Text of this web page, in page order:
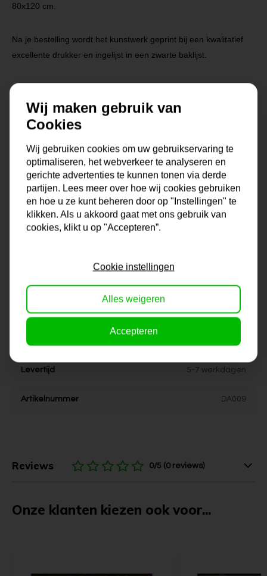
80x120 cm.
Na je bestelling wordt het kunstwerk geprint bij een kwalitatief
excellente drukker en ingelijst in een zwarte baklijst.
Maat 0x0x0 cm
Korte omschrijving
Fotokunst geprint op dibond
met baklijst
Industrieel, landelijk, stoer,
urban
Kleur grijs, bruin, zwart
Levertijd 5-7 werkdagen
Artikelnummer DA009
Reviews 0/5 (0 reviews)
Onze klanten kiezen ook voor...
Wij maken gebruik van
Cookies
Wij gebruiken cookies om uw gebruikservaring te
optimaliseren, het webverkeer te analyseren en
gerichte advertenties te kunnen tonen via derde
partijen. Lees meer over hoe wij cookies gebruiken
en hoe u ze kunt beheren door op "Instellingen" te
klikken. Als u akkoord gaat met ons gebruik van
cookies, klikt u op "Accepteren”.
Cookie instellingen
Alles weigeren
Accepteren